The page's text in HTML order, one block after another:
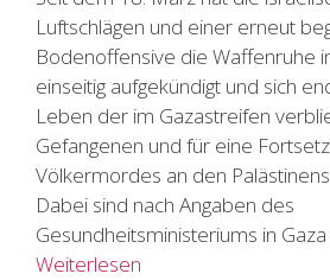
Luftschlägen und einer erneut
Bodenoffensive die Waffenruhe
einseitig aufgekündigt und sich
Leben der im Gazastreifen
Gefangenen und für eine
Völkermordes an den
Dabei sind nach Angaben des
Gesundheitsministeriums in
Weiterlesen